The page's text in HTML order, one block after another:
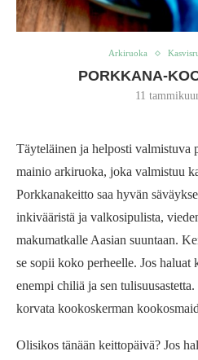
Arkiruoka
PORKKANA-
11
Täyteläinen ja helposti valmistuva
mainio arkiruoka, joka valmistuu
Porkkanakeitto saa hyvän
inkivääristä ja valkosipulista,
makumatkalle Aasian suuntaan.
se sopii koko perheelle. Jos haluat
enempi chiliä ja sen
korvata kookoskerman
Olisikos tänään keittopäivä? Jos